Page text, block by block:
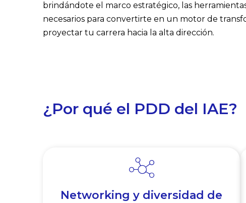
brindándote el marco estratégico, las
necesarios para convertirte en un motor de
proyectar tu carrera hacia la alta dirección.
¿Por qué el PDD del IAE?
Networking y diversidad de